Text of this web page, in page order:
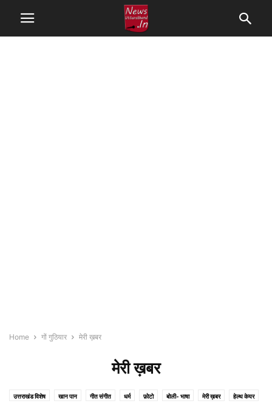
Home गों गुठियार मेरी ख़बर
मेरी ख़बर
उत्तराखंड विशेष खान पान गीत संगीत धर्म फ़ोटो बोली- भाषा मेरी ख़बर हेल्थ केयर